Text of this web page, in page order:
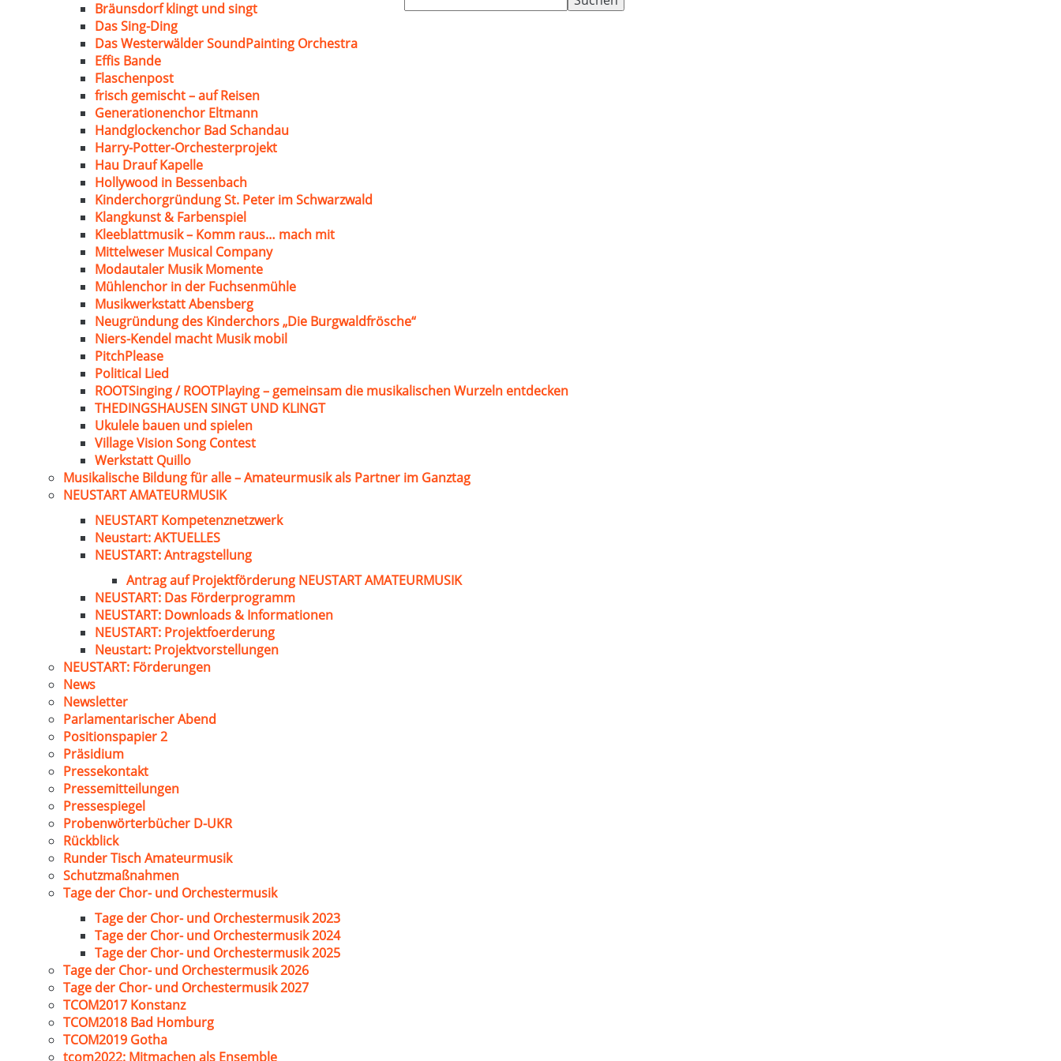
nach:
Bräunsdorf klingt und singt
Das Sing-Ding
Das Westerwälder SoundPainting Orchestra
Effis Bande
Flaschenpost
frisch gemischt – auf Reisen
Generationenchor Eltmann
Handglockenchor Bad Schandau
Harry-Potter-Orchesterprojekt
Hau Drauf Kapelle
Hollywood in Bessenbach
Kinderchorgründung St. Peter im Schwarzwald
Klangkunst & Farbenspiel
Kleeblattmusik – Komm raus… mach mit
Mittelweser Musical Company
Modautaler Musik Momente
Mühlenchor in der Fuchsenmühle
Musikwerkstatt Abensberg
Neugründung des Kinderchors „Die Burgwaldfrösche“
Niers-Kendel macht Musik mobil
PitchPlease
Political Lied
ROOTSinging / ROOTPlaying – gemeinsam die musikalischen Wurzeln entdecken
THEDINGSHAUSEN SINGT UND KLINGT
Ukulele bauen und spielen
Village Vision Song Contest
Werkstatt Quillo
Musikalische Bildung für alle – Amateurmusik als Partner im Ganztag
NEUSTART AMATEURMUSIK
NEUSTART Kompetenznetzwerk
Neustart: AKTUELLES
NEUSTART: Antragstellung
Antrag auf Projektförderung NEUSTART AMATEURMUSIK
NEUSTART: Das Förderprogramm
NEUSTART: Downloads & Informationen
NEUSTART: Projektfoerderung
Neustart: Projektvorstellungen
NEUSTART: Förderungen
News
Newsletter
Parlamentarischer Abend
Positionspapier 2
Präsidium
Pressekontakt
Pressemitteilungen
Pressespiegel
Probenwörterbücher D-UKR
Rückblick
Runder Tisch Amateurmusik
Schutzmaßnahmen
Tage der Chor- und Orchestermusik
Tage der Chor- und Orchestermusik 2023
Tage der Chor- und Orchestermusik 2024
Tage der Chor- und Orchestermusik 2025
Tage der Chor- und Orchestermusik 2026
Tage der Chor- und Orchestermusik 2027
TCOM2017 Konstanz
TCOM2018 Bad Homburg
TCOM2019 Gotha
tcom2022: Mitmachen als Ensemble